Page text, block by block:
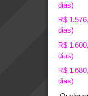
dias)
R$
dias)
R$
dias)
R$
dias)